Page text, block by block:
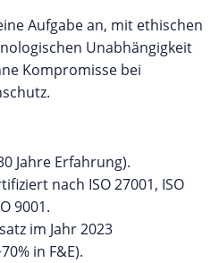
Aufgabe an, mit ethischen
Unabhängigkeit
Kompromisse bei
Jahre Erfahrung).
nach ISO 27001, ISO
9001.
im Jahr 2023
in F&E).